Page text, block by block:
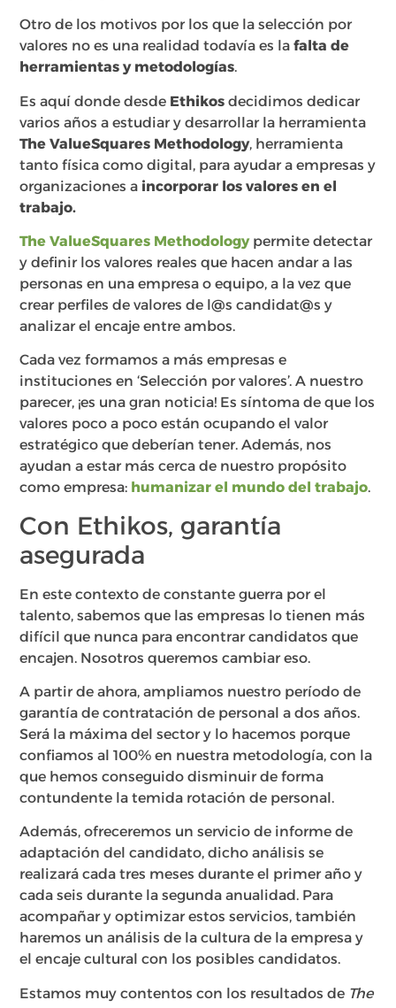
Otro de los motivos por los que la selección por
valores no es una realidad todavía es lafalta de
herramientas y metodologías.
Es aquí donde desde Ethikos decidimos dedicar
varios años a estudiar y desarrollar la herramienta
The ValueSquares Methodology, herramienta
tanto física como digital, para ayudar a empresas y
organizaciones a incorporar los valores en el
trabajo.
The ValueSquares Methodology permite detectar
y definir los valores reales que hacen andar a las
personas en una empresa o equipo, a la vez que
crear perfiles de valores de l@s candidat@s y
analizar el encaje entre ambos.
Cada vez formamos a más empresas e
instituciones en ‘Selección por valores’. A nuestro
parecer, ¡es una gran noticia! Es síntoma de que los
valores poco a poco están ocupando el valor
estratégico que deberían tener. Además, nos
ayudan a estar más cerca de nuestro propósito
como empresa: humanizar el mundo del trabajo.
Con Ethikos, garantía
asegurada
En este contexto de constante guerra por el
talento, sabemos que las empresas lo tienen más
difícil que nunca para encontrar candidatos que
encajen. Nosotros queremos cambiar eso.
A partir de ahora, ampliamos nuestro período de
garantía de contratación de personal a dos años.
Será la máxima del sector y lo hacemos porque
confiamos al 100% en nuestra metodología, con la
que hemos conseguido disminuir de forma
contundente la temida rotación de personal.
Además, ofreceremos un servicio de informe de
adaptación del candidato, dicho análisis se
realizará cada tres meses durante el primer año y
cada seis durante la segunda anualidad. Para
acompañar y optimizar estos servicios, también
haremos un análisis de la cultura de la empresa y
el encaje cultural con los posibles candidatos.
Estamos muy contentos con los resultados de The